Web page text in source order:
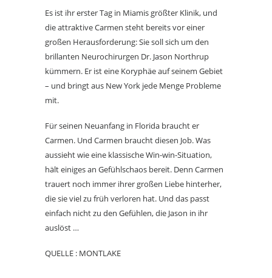
Es ist ihr erster Tag in Miamis größter Klinik, und
die attraktive Carmen steht bereits vor einer
großen Herausforderung: Sie soll sich um den
brillanten Neurochirurgen Dr. Jason Northrup
kümmern. Er ist eine Koryphäe auf seinem Gebiet
– und bringt aus New York jede Menge Probleme
mit.
Für seinen Neuanfang in Florida braucht er
Carmen. Und Carmen braucht diesen Job. Was
aussieht wie eine klassische Win-win-Situation,
hält einiges an Gefühlschaos bereit. Denn Carmen
trauert noch immer ihrer großen Liebe hinterher,
die sie viel zu früh verloren hat. Und das passt
einfach nicht zu den Gefühlen, die Jason in ihr
auslöst …
QUELLE : MONTLAKE